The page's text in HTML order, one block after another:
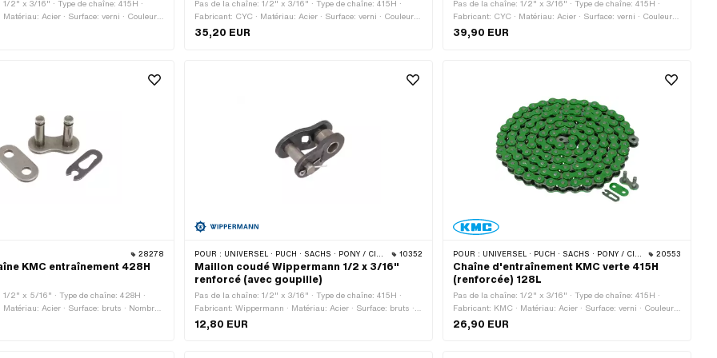
2" x 3/16" · Type de chaîne: 415H ·
Matériau: Acier · Surface: verni · Couleur:
maillons: 128 pcs · Circonférence de
Pas de la chaîne: 1/2" x 3/16" · Type de chaîne: 415H ·
Fabricant: CYC · Matériau: Acier · Surface: verni · Couleur:
Chrome · Nombre de maillons: 128 pcs · Circonférence de
35,20 EUR
Pas de la chaîne: 1/2" x 3/16" · Type de chaîne: 415H ·
Fabricant: CYC · Matériau: Acier · Surface: verni · Couleur:
noir · Nombre de maillons: 128 pcs · Circonférence de
39,90 EUR
28278
KMC entraînement 428H
1/2" x 5/16" · Type de chaîne: 428H ·
Matériau: Acier · Surface: bruts · Nombre
· Type de cadenas à chaîne: Fermeture à
4.45 mm
POUR : UNIVERSEL · PUCH · SACHS · PONY / CILO (BÊTA 521 & 512) · ZÜNDAPP BELMONDO · TOMOS · BYE BIKE 10352
Maillon coudé Wippermann 1/2 x 3/16"
renforcé (avec goupille)
Pas de la chaîne: 1/2" x 3/16" · Type de chaîne: 415H ·
Fabricant: Wippermann · Matériau: Acier · Surface: bruts ·
Nombre de maillons: 1 pcs · Type de cadenas à chaîne:
Membre coudé · Ø du trou: 4.25 mm · Ø de la tige: 4.17 mm
12,80 EUR
POUR : UNIVERSEL · PUCH · SACHS · PONY / CILO (BÊTA 521 & 512) · ZÜNDAPP BELMONDO · TOMOS · BYE BIKE 20553
Chaîne d'entraînement KMC verte 415H
(renforcée) 128L
Pas de la chaîne: 1/2" x 3/16" · Type de chaîne: 415H ·
Fabricant: KMC · Matériau: Acier · Surface: verni · Couleur:
vert · Nombre de maillons: 128 pcs · Circonférence de
roulement: 1626 mm · Type de cadenas à chaîne: Fermeture
26,90 EUR